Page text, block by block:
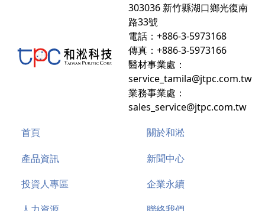
303036 新竹縣湖口鄉光復南
路33號
電話：+886-3-5973168
傳真：+886-3-5973166
醫材事業處：
service_tamila@jtpc.com.tw
業務事業處：
sales_service@jtpc.com.tw
首頁
關於和淞
產品資訊
新聞中心
投資人專區
企業永續